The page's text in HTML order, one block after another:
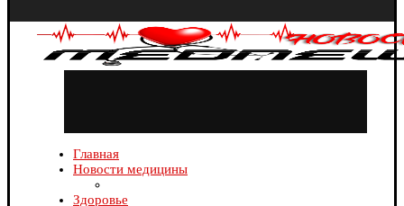
Главная
Новости медицины
Здоровье